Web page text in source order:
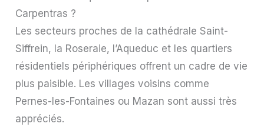
Carpentras ?
Les secteurs proches de la cathédrale Saint-
Siffrein, la Roseraie, l’Aqueduc et les quartiers
résidentiels périphériques offrent un cadre de vie
plus paisible. Les villages voisins comme
Pernes-les-Fontaines ou Mazan sont aussi très
appréciés.